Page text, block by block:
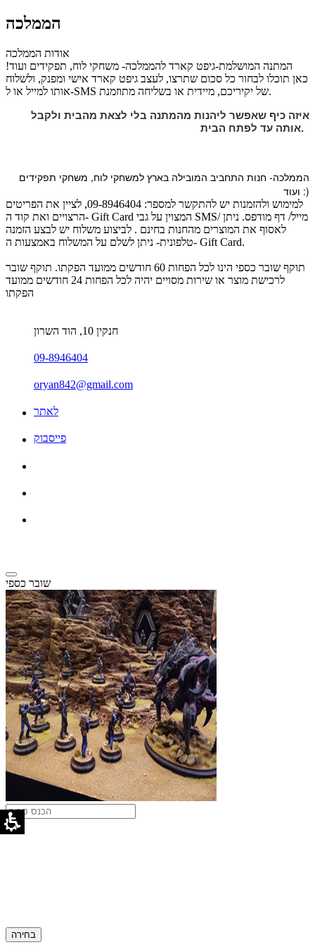
הממלכה
אודות הממלכה
המתנה המושלמת-גיפט קארד להממלכה- משחקי לוח, תפקידים ועוד!
כאן תוכלו לבחור כל סכום שתרצו, לעצב גיפט קארד אישי ומפנק, ולשלוח
אותו למייל או ל-SMS של יקיריכם, מיידית או בשליחה מתוזמנת.
איזה כיף שאפשר ליהנות מהמתנה בלי לצאת מהבית ולקבל
אותה עד לפתח הבית.
הממלכה- חנות התחביב המובילה בארץ למשחקי לוח, משחקי תפקידים
ועוד :)
למימוש ולהזמנות יש להתקשר למספר: 09-8946404, לציין את הפריטים
הרצויים ואת קוד ה- Gift Card המצוין על גבי SMS/ מייל/ דף מודפס. ניתן
לאסוף את המוצרים מהחנות בחינם . לביצוע משלוח יש לבצע הזמנה
טלפונית- ניתן לשלם על המשלוח באמצעות ה- Gift Card.
תוקף שובר כספי הינו לכל הפחות 60 חודשים ממועד הפקתו. תוקף שובר
לרכישת מוצר או שירות מסויים יהיה לכל הפחות 24 חודשים ממועד
הפקתו
חנקין 10, הוד השרון
09-8946404
oryan842@gmail.com
לאתר
פייסבוק
שובר כספי
בחירה